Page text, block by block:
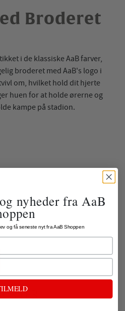
Broderet
i de klassiske AaB farver,
broderet med AaB's logo i
om, hvilket hold dit hjerte
huen for at holde ørerne og
kampe på stadion.
nyheder fra AaB
og få seneste nyt fra AaB Shoppen